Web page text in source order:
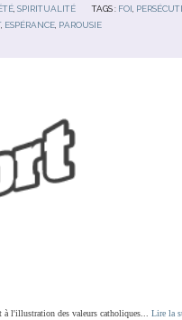
l'illustration des valeurs catholiques... Lire la
,SPIRITUALITÉ TAGS : FOI
, ESPÉRANCE, PAROUSIE